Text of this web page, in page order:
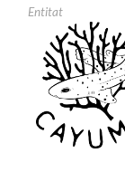
Entitat